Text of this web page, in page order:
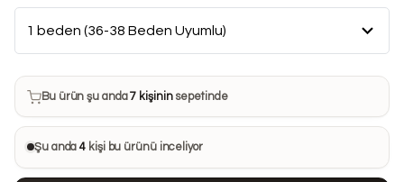
Bu ürün son 7 günde13 kezsatın alındı
Bu ürün şu anda7 kişininsepetinde
Bu ürünü 20 kişi favorilerine ekledi
Şu anda4 kişi bu ürünü inceliyor